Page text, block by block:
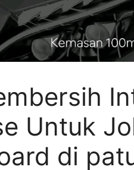
Untuk
di